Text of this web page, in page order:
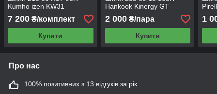
Kumho izen KW31
7 200 ₴/комплект
Купити
Hankook Kinergy GT
2 000₴/пара
Купити
1
Про нас
100% позитивних з 13 відгуків за рік